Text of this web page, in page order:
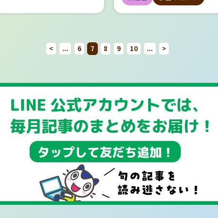
合わせて楽しめるようになり、
りリアルに感じられるようにな
感を作り出したりと、音の力は
らに魅力的なものにしました。
画への発展 他にも映画の世
てきた大きな変化としては、
映画」の登場が挙げられます。
化により、カラーフィルムが開
した。これにより、白黒の映画
、色が付いた映画を作ることが
りリアルで鮮やかになりまし
年に公開された『オズの魔法
、初期のカラー映画の代表作と
ですね。 この映画では、主人
ザス州の白黒の世界から、魔法
の鮮やかなカラーの世界で冒険
うストーリーです。この映画を
のアンケートの回答者の方々に
書ワーク』を使ってくださって
になるのは、 なぜワークはそ
っているの？ ですよね。 私も
ます。 さっそく、文理の教科
この色？を調査していきま
の教科色 文理の教科色といえ
配色です。 国語＝赤・ピンク 算数・数
学＝青 理科＝緑 社会＝オレン
語＝紫 ワーク以外のシリー
も、全てのシリーズで踏襲され
ね。 （稀に、国語が赤の場合
してこの色なの？ 結論からい
れだ！という答えは得られてい
かなり昔から踏襲されてきてい
すが、なかなかその理由までは
自分の住んでいる地域 ＋ 内
内申点も無視できない要素で
推薦入試では、内申点が重要な
、ここで内申書の中身について
てみましょう。 下の画像が内
（出典：千葉県ホー
https://www.pref.chiba.lg.j
shidou/press/2023/kouko
） ①氏名な
の基本情報が記載されます。
の学習記録 各教科の成績や授
り組み方が詳細に記録されま
が学年別で書かれていること
表との違いですね。 ③出欠日
学習時間の記録 学校にしっか
ているかが記録されます。私立
薦入試の場合は欠席日数が多い
様を迎えるために、「迎え火」
す。 「迎え火」や「送り火
は、キュウリやナスで馬や牛
り、ほおずきを飾ったりしてお
のは、牛に乗ってゆっくり帰っ
という意味があります。 テレ
放送の国民的アニメ）では見た
りますが、私は作ったことが
ん。 地域性や風習の違いでし
皆さんはいかがでしょう。
「送り火」は、お見送りをする
きます。 有名なものは京都の
り火」（大文字焼）や長崎の
し」などがあります。 「五
火」は、京都で毎年8月16日に
「大文字焼」として親しまれ
ね。 五山で「大」（右）
「法」、「舟形」、「大」（左
居」の形に点火されます。
やすくなったという経験があ
問を見たり、それをもとに分析
を見ると、大体の傾向をつかむ
します。その理由は、「入試に
を前提にまとまっているからで
を研究したうえで、必要な力が
編集されており、効率がよく取
も少なくなります。演習問題と
の入試問題が収録されているこ
ため、少しずつ問題形式に慣れ
できます。この記事の最後に
すめの高校入試対策シリーズも
います！ 高校入試 英語の
＆出題傾向 頻出問題 出題形式
ニング」「対話文読解」「長文
英作文」「文法・語彙」がオー
スです。問題の題材としては、
、国際交流、異文化理解、環境
おうちの周りに何もないってい
少ないと思われますので、何
通る音、踏切の音などなど。
勉強しようと思っていても、周
うるさくて集中できないことも
があります。勉強に関するもの
や問題集、ノートや鉛筆シャー
どの筆記具だけではありませ
の趣味のものもありますね。雑
ガチャガチャでとった小
ど・・・。 洋服ももちろんあ
着てきた制服やパジャマなども
ま脱いだまま、洗濯物をそのま
ーにかけたままなど、棚やクロ
に収納しないで、散らかったま
どうしても集中できない要因
す。 だれでも、勉強をしよう
る場所が散らかっていると、ま
散るものです。 誘惑や雑
て集中できない 部屋が散らか
だけでなく、勉強しようとして
て家庭学
・復習・テスト対策におすす
集2選 レベル別おすすめの問
ます。その理由を考えてみまし
授業が難しくなるから 中学生
が進み学年が上がるごとに学習
易度が上がります。 授業だけ
しきれない部分を教科書・ノー
返る機会、演習が不足している
習参考書などで補う機会が必要
中学生は、学校行事や部活動
しなければならないので、効率
れることも多くなります。 家
っかりと自分に必要な学習内容
間を決め、こなすことが重要で
期テスト対策が必要だから 学
しっかりと理解しているか定着
いでしょうか。 休み期間中か
対策を始めないといけないと
「今日はやる気が出ないときに
って勉強のモチベーションを上
所からパワーをもらってみよ
場の空気」って結構侮れませ
以外の場所に行ってみると、や
ることがあります。 おすすめ
を２か所紹介します。 １）学
売り場 文理の学習参考書を買
いから、というわけではない
勉強の本がたくさん並んでいる
めているだけでなんとなくやる
場所です。 実際、学習参考書
には「質感や見た目を気に入
か」もポイントなので、 定期
策の問題集が欲しいな、と思っ
にはおすすめです。 文房具売
設されていることも多いので、
ートやシャーペンを買ったり
< ... 6 7 8 9 10 ... >